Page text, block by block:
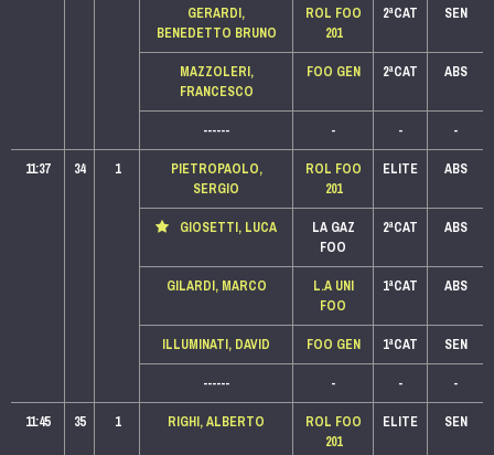
GERARDI,
BENEDETTO BRUNO
ROL FOO
201
2ªCAT SEN
MAZZOLERI,
FRANCESCO
FOO GEN 2ªCAT ABS
------ - -
-
11:37
34 1
PIETROPAOLO,
SERGIO
ROL FOO
201
ELITE ABS
GIOSETTI, LUCA
LA GAZ
FOO
2ªCAT ABS
GILARDI, MARCO
L.A UNI
FOO
1ªCAT ABS
ILLUMINATI, DAVID FOO GEN 1ªCAT
SEN
------
- -
-
11:45
35 1 RIGHI, ALBERTO
ROL FOO
201
ELITE SEN